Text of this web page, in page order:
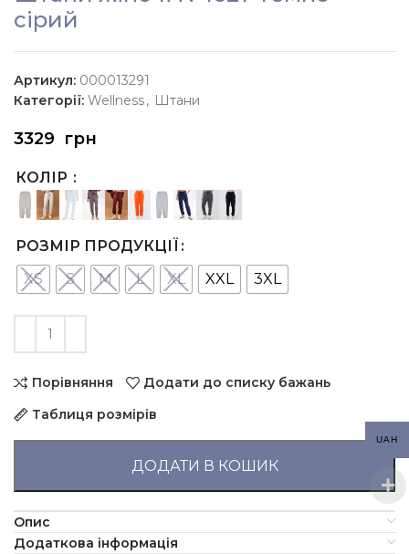
сірий
Артикул: 000013291
Категорії: Wellness, Штани
3329 грн
КОЛІР
РОЗМІР ПРОДУКЦІЇ
XS
S M L XL XXL 3XL
Порівняння
Додати до списку бажань
Таблиця розмірів
ДОДАТИ В КОШИК
Опис
Додаткова інформація
UAH